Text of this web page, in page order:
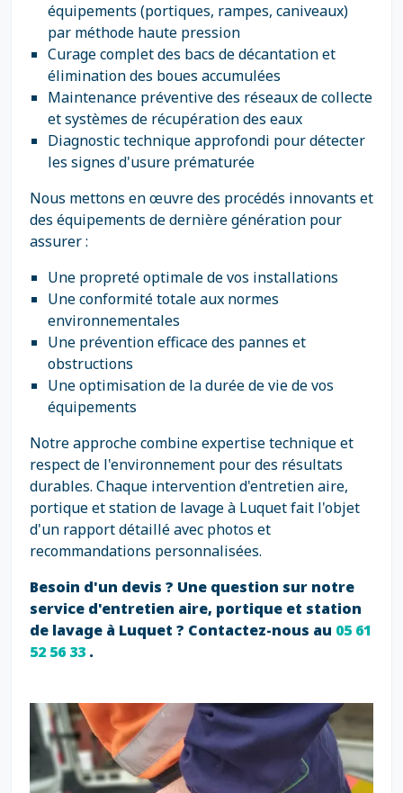
équipements (portiques, rampes, caniveaux)
par méthode haute pression
Curage complet des bacs de décantation et
élimination des boues accumulées
Maintenance préventive des réseaux de collecte
et systèmes de récupération des eaux
Diagnostic technique approfondi pour détecter
les signes d'usure prématurée
Nous mettons en œuvre des procédés innovants et
des équipements de dernière génération pour
assurer :
Une propreté optimale de vos installations
Une conformité totale aux normes
environnementales
Une prévention efficace des pannes et
obstructions
Une optimisation de la durée de vie de vos
équipements
Notre approche combine expertise technique et
respect de l'environnement pour des résultats
durables. Chaque intervention d'entretien aire,
portique et station de lavage à Luquet fait l'objet
d'un rapport détaillé avec photos et
recommandations personnalisées.
Besoin d'un devis ? Une question sur notre
service d'entretien aire, portique et station
de lavage à Luquet ? Contactez-nous au 05 61
52 56 33 .